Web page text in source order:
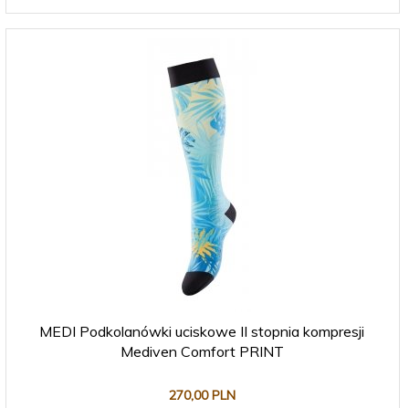
MEDI Podkolanówki uciskowe II stopnia kompresji
Mediven Comfort PRINT
270,00 PLN